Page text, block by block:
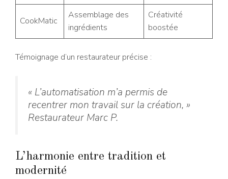
CookMatic
Assemblage des
ingrédients
Créativité
boostée
Témoignage d’un restaurateur précise :
« L’automatisation m’a permis de
recentrer mon travail sur la création, »
Restaurateur Marc P.
L’harmonie entre tradition et
modernité